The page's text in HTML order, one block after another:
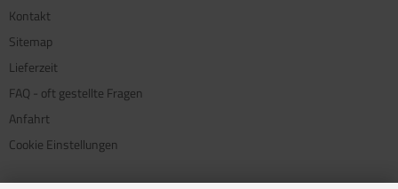
Kontakt
Sitemap
Lieferzeit
FAQ - oft gestellte Fragen
Anfahrt
Cookie Einstellungen